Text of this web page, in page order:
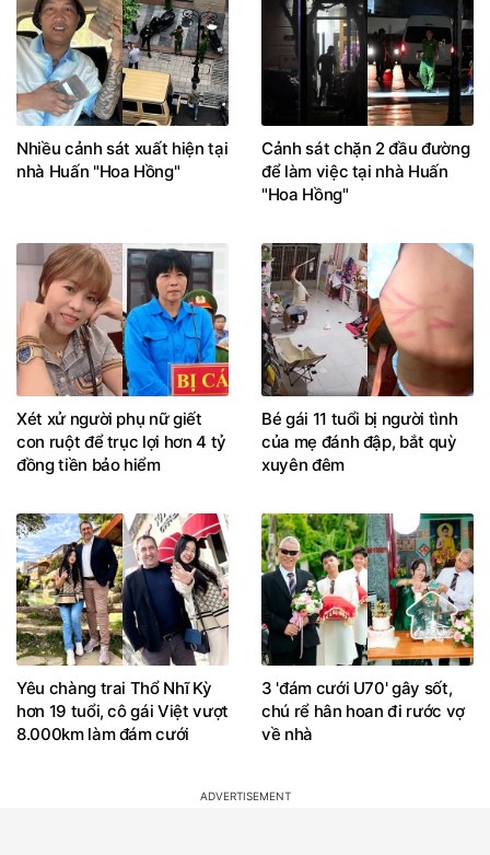
Nhiều cảnh sát xuất hiện tại
nhà Huấn "Hoa Hồng"
Cảnh sát chặn 2 đầu đường
để làm việc tại nhà Huấn
"Hoa Hồng"
Xét xử người phụ nữ giết
con ruột để trục lợi hơn 4 tỷ
đồng tiền bảo hiểm
Bé gái 11 tuổi bị người tình
của mẹ đánh đập, bắt quỳ
xuyên đêm
Yêu chàng trai Thổ Nhĩ Kỳ
hơn 19 tuổi, cô gái Việt vượt
8.000km làm đám cưới
3 'đám cưới U70' gây sốt,
chú rể hân hoan đi rước vợ
về nhà